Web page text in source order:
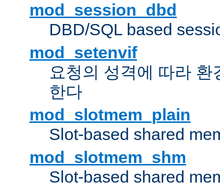
mod_session_dbd
DBD/SQL based
mod_setenvif
요청의 성격에 따라
한다
mod_slotmem_plain
Slot-based shared
mod_slotmem_shm
Slot-based shared